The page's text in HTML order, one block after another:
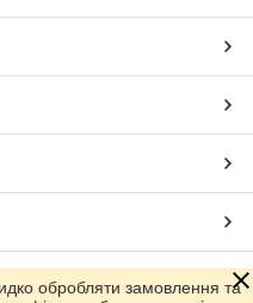
Prom.ua
обробляти замовлення та